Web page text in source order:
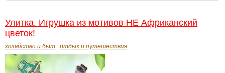
Улитка. Игрушка из мотивов НЕ Африканский
цветок!
хозяйство и быт отдых и путешествия